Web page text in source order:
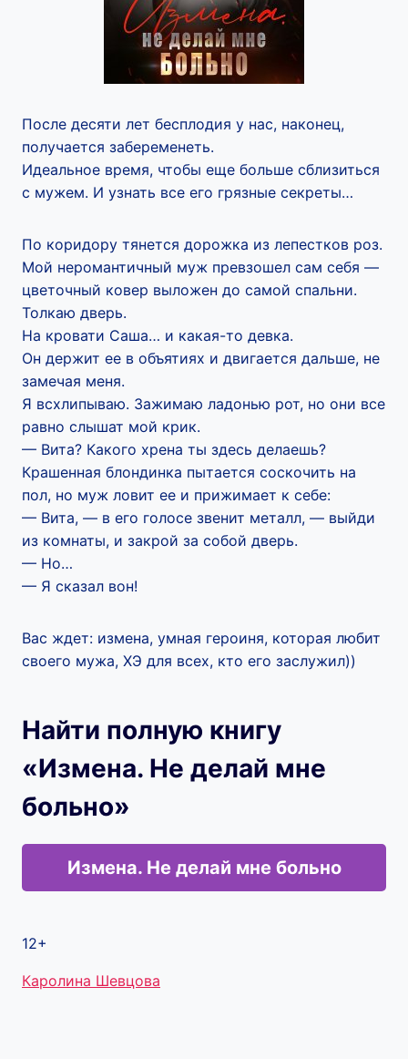
После десяти лет бесплодия у нас, наконец,
получается забеременеть.
Идеальное время, чтобы еще больше сблизиться
с мужем. И узнать все его грязные секреты…
По коридору тянется дорожка из лепестков роз.
Мой неромантичный муж превзошел сам себя —
цветочный ковер выложен до самой спальни.
Толкаю дверь.
На кровати Саша… и какая-то девка.
Он держит ее в объятиях и двигается дальше, не
замечая меня.
Я всхлипываю. Зажимаю ладонью рот, но они все
равно слышат мой крик.
— Вита? Какого хрена ты здесь делаешь?
Крашенная блондинка пытается соскочить на
пол, но муж ловит ее и прижимает к себе:
— Вита, — в его голосе звенит металл, — выйди
из комнаты, и закрой за собой дверь.
— Но…
— Я сказал вон!
Вас ждет: измена, умная героиня, которая любит
своего мужа, ХЭ для всех, кто его заслужил))
Найти полную книгу
«Измена. Не делай мне
больно»
Измена. Не делай мне больно
12+
Метки
Каролина Шевцова